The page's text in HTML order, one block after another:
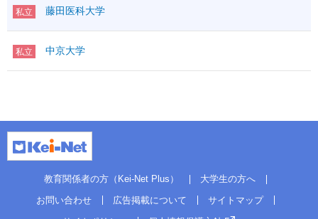
私立 藤田医科大学
私立 中京大学
教育関係者の方（Kei-Net Plus）
大学生の方へ
お問い合わせ
広告掲載について
サイトマップ